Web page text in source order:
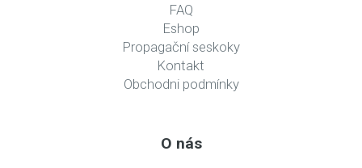
FAQ
Eshop
Propagační seskoky
Kontakt
Obchodni podmínky
O nás